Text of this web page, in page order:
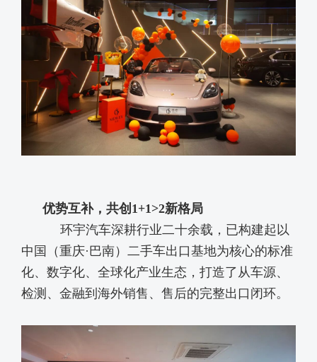
优势互补，共创 1+1>2新格局
环宇汽车深耕行业二十余载，已构建起以
中国（重庆·巴南）二手车出口基地为核心的标准
化、数字化、全球化产业生态，打造了从车源、
检测、金融到海外销售、售后的完整出口闭环。